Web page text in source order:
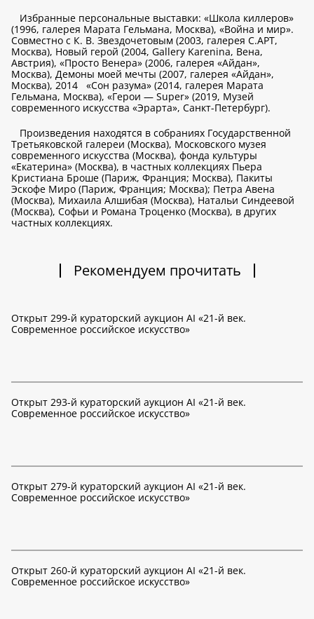
Избранные персональные выставки: «Школа киллеров»
(1996, галерея Марата Гельмана, Москва), «Война и мир».
Совместно с К. В. Звездочетовым (2003, галерея С.АРТ,
Москва), Новый герой (2004, Gallery Karenina, Вена,
Австрия), «Просто Венера» (2006, галерея «Айдан»,
Москва), Демоны моей мечты (2007, галерея «Айдан»,
Москва), 2014 «Сон разума» (2014, галерея Марата
Гельмана, Москва), «Герои — Super» (2019, Музей
современного искусства «Эрарта», Санкт-Петербург).
Произведения находятся в собраниях Государственной
Третьяковской галереи (Москва), Московского музея
современного искусства (Москва), фонда культуры
«Екатерина» (Москва), в частных коллекциях Пьера
Кристиана Броше (Париж, Франция; Москва), Пакиты
Эскофе Миро (Париж, Франция; Москва); Петра Авена
(Москва), Михаила Алшибая (Москва), Натальи Синдеевой
(Москва), Софьи и Романа Троценко (Москва), в других
частных коллекциях.
Рекомендуем прочитать
Открыт 299-й кураторский аукцион AI «21-й век.
Современное российское искусство»
Открыт 293-й кураторский аукцион AI «21-й век.
Современное российское искусство»
Открыт 279-й кураторский аукцион AI «21-й век.
Современное российское искусство»
Открыт 260-й кураторский аукцион AI «21-й век.
Современное российское искусство»